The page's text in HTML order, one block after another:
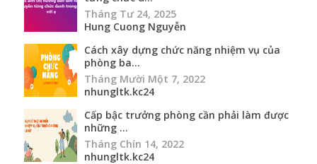
Tháng Tư 24, 2025
Hung Cuong Nguyễn
Cách xây dựng chức năng nhiệm vụ của
phòng ba...
Tháng Mười Một 7, 2022
nhungltk.kc24
Cấp bậc trưởng phòng cần phải làm được
những ...
Tháng Chín 14, 2022
nhungltk.kc24